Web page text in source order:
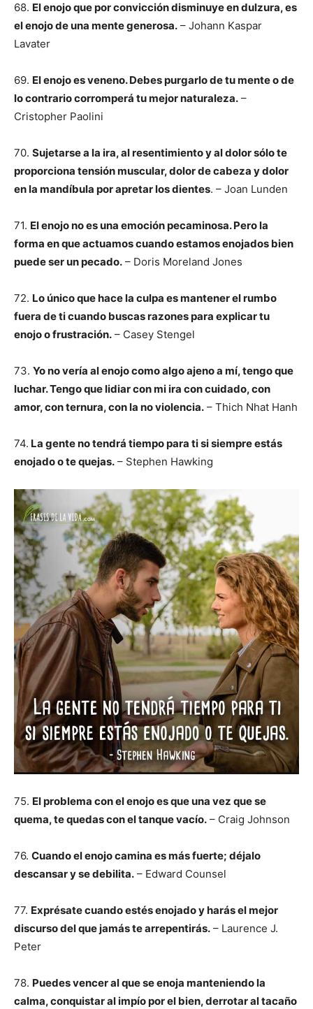
68. El enojo que por convicción disminuye en dulzura, es
el enojo de una mente generosa. – Johann Kaspar
Lavater
69. El enojo es veneno. Debes purgarlo de tu mente o de
lo contrario corromperá tu mejor naturaleza. –
Cristopher Paolini
70. Sujetarse a la ira, al resentimiento y al dolor sólo te
proporciona tensión muscular, dolor de cabeza y dolor
en la mandíbula por apretar los dientes. – Joan Lunden
71. El enojo no es una emoción pecaminosa. Pero la
forma en que actuamos cuando estamos enojados bien
puede ser un pecado. – Doris Moreland Jones
72. Lo único que hace la culpa es mantener el rumbo
fuera de ti cuando buscas razones para explicar tu
enojo o frustración. – Casey Stengel
73. Yo no vería al enojo como algo ajeno a mí, tengo que
luchar. Tengo que lidiar con mi ira con cuidado, con
amor, con ternura, con la no violencia. – Thich Nhat Hanh
74. La gente no tendrá tiempo para ti si siempre estás
enojado o te quejas. – Stephen Hawking
75. El problema con el enojo es que una vez que se
quema, te quedas con el tanque vacío. – Craig Johnson
76. Cuando el enojo camina es más fuerte; déjalo
descansar y se debilita. – Edward Counsel
77. Exprésate cuando estés enojado y harás el mejor
discurso del que jamás te arrepentirás. – Laurence J.
Peter
78. Puedes vencer al que se enoja manteniendo la
calma, conquistar al impío por el bien, derrotar al tacaño